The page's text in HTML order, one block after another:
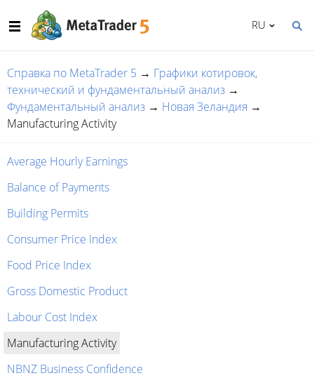
RU
Справка по MetaTrader 5 → Графики котировок,
технический и фундаментальный анализ →
Фундаментальный анализ → Новая Зеландия →
Manufacturing Activity
Average Hourly Earnings
Balance of Payments
Building Permits
Consumer Price Index
Food Price Index
Gross Domestic Product
Labour Cost Index
Manufacturing Activity
NBNZ Business Confidence